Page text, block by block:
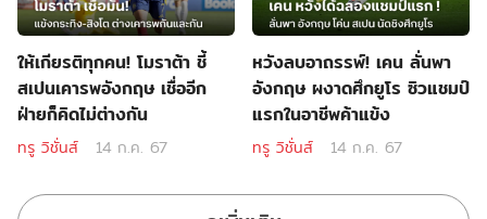
ให้เกียรติทุกคน! โมราต้า ชี้
สเปนเคารพอังกฤษ เชื่ออีก
ฝ่ายก็คิดไม่ต่างกัน
ทรู วิชั่นส์ 14 ก.ค. 67
หวังลบอาถรรพ์! เคน ลั่นพา
อังกฤษ ผงาดศึกยูโร ซิวแชมป์
แรกในอาชีพค้าแข้ง
ทรู วิชั่นส์ 14 ก.ค. 67